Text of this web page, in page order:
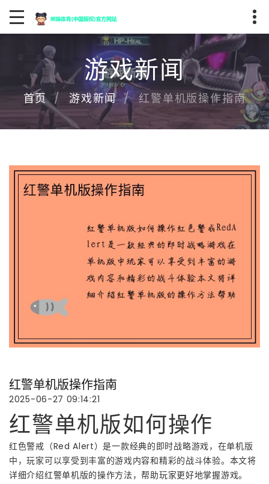
游戏新闻
首页 游戏新闻 红警单机版操作指南
红警单机版操作指南
2025-06-27 09:14:21
红警单机版如何操作
红色警戒（Red Alert）是一款经典的即时战略游戏，在单机版
中，玩家可以享受到丰富的游戏内容和精彩的战斗体验。本文将
详细介绍红警单机版的操作方法，帮助玩家更好地掌握游戏。